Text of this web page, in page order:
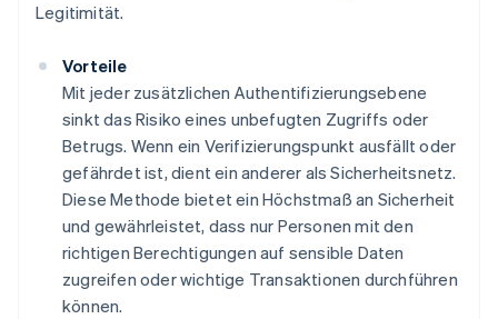
Legitimität.
Vorteile
Mit jeder zusätzlichen Authentifizierungsebene
sinkt das Risiko eines unbefugten Zugriffs oder
Betrugs. Wenn ein Verifizierungspunkt ausfällt oder
gefährdet ist, dient ein anderer als Sicherheitsnetz.
Diese Methode bietet ein Höchstmaß an Sicherheit
und gewährleistet, dass nur Personen mit den
richtigen Berechtigungen auf sensible Daten
zugreifen oder wichtige Transaktionen durchführen
können.